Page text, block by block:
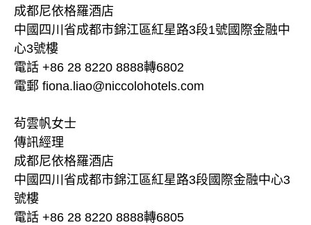
成都尼依格羅酒店
中國四川省成都市錦江區紅星路3段1號國際金融中
心3號樓
電話 +86 28 8220 8888轉6802
電郵 fiona.liao@niccolohotels.com
茍雲帆女士
傳訊經理
成都尼依格羅酒店
中國四川省成都市錦江區紅星路3段國際金融中心3
號樓
電話 +86 28 8220 8888轉6805